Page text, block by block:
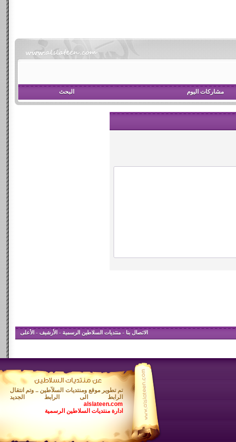
مشاركات اليوم البحث
الاتصال بنا -منتديات السلاطين الرسمية - الأرشيف - الأعلى
تم تطوير موقع ومنتديات السلآطين .. وتم انتقال
الرابط الى الرابط الجديد
alslateen.com
ادارة منتديات السلاطين الرسمية